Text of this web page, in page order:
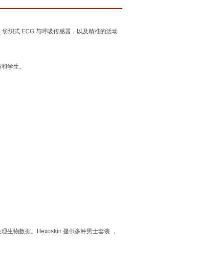
织式 ECG 与呼吸传感器，以及精准的活动
学生。
生物数据。Hexoskin 提供多种男士套装 ，